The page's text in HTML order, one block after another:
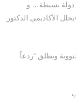
بسيطة… و
الأكاديمي الدكتور
ويطلق “ردعاً